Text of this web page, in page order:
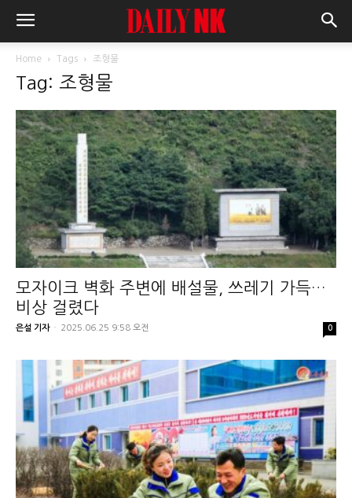
Home Tags 조형물
Tag: 조형물
모자이크 벽화 주변에 배설물, 쓰레기 가득…
비상 걸렸다
은설 기자 - 2025.06.25 9:58 오전 0